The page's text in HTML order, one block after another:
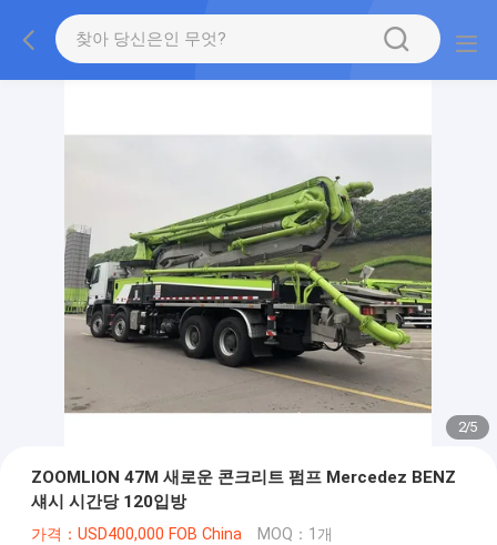
2/5
ZOOMLION 47M 새로운 콘크리트 펌프 Mercedez BENZ
섀시 시간당 120입방
가격：USD400,000 FOB China MOQ：1개